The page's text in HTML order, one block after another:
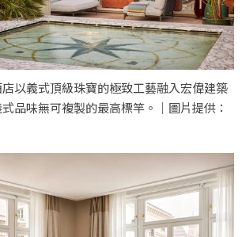
以義式頂級珠寶的極致工藝融入宏偉建築
品味無可複製的最高標竿。｜圖片提供：